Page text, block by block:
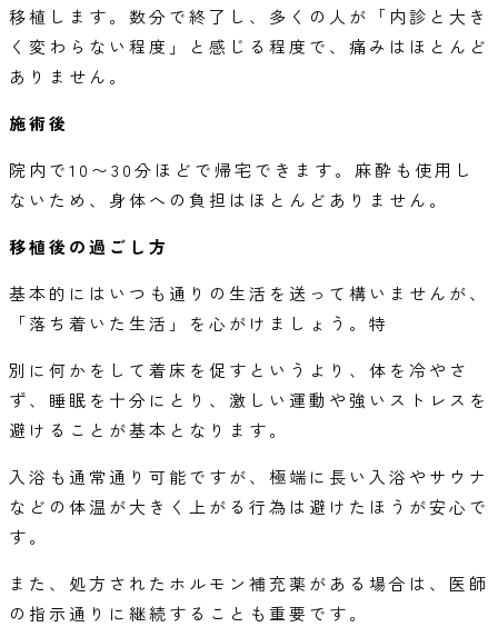
移植します。 数分で終了し、多くの人が「内診と大き
く変わらない程度」と感じる程度で、痛みはほとんど
ありません。
施術後
院内で10〜30分ほどで帰宅できます。 麻酔も使用し
ないため、身体への負担はほとんどありません。
移植後の過ごし方
基本的にはいつも通りの生活を送って構いませんが、
「落ち着いた生活」を心がけましょう。 特
別に何かをして着床を促すというより、体を冷やさ
ず、睡眠を十分にとり、激しい運動や強いストレスを
避けることが基本となります。
入浴も通常通り可能ですが、極端に長い入浴やサウナ
などの体温が大きく上がる行為は避けたほうが安心で
す。
また、処方されたホルモン補充薬がある場合は、医師
の指示通りに継続することも重要です。